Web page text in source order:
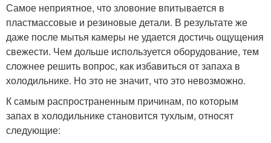
Самое неприятное, что зловоние впитывается в
пластмассовые и резиновые детали. В результате же
даже после мытья камеры не удается достичь ощущения
свежести. Чем дольше используется оборудование, тем
сложнее решить вопрос, как избавиться от запаха в
холодильнике. Но это не значит, что это невозможно.
К самым распространенным причинам, по которым
запах в холодильнике становится тухлым, относят
следующие: